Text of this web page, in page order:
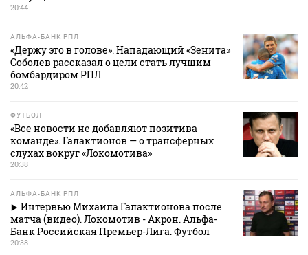
20:44
АЛЬФА-БАНК РПЛ
«Держу это в голове». Нападающий «Зенита»
Соболев рассказал о цели стать лучшим
бомбардиром РПЛ
20:42
ФУТБОЛ
«Все новости не добавляют позитива
команде». Галактионов — о трансферных
слухах вокруг «Локомотива»
20:38
АЛЬФА-БАНК РПЛ
Интервью Михаила Галактионова после
матча (видео). Локомотив - Акрон. Альфа-
Банк Российская Премьер-Лига. Футбол
20:38